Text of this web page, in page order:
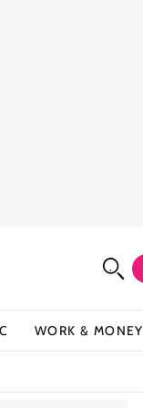
WORK & MONEY